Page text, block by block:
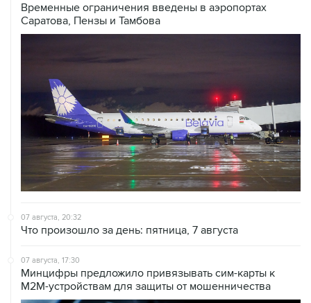
Временные ограничения введены в аэропортах
Саратова, Пензы и Тамбова
07 августа, 20:32
Что произошло за день: пятница, 7 августа
07 августа, 17:30
Минцифры предложило привязывать сим-карты к
M2M-устройствам для защиты от мошенничества